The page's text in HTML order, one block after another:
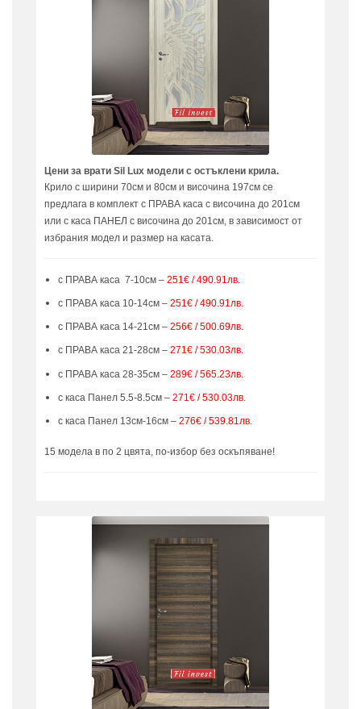
Цени за врати Sil Lux модели с остъклени крила.
Крило с ширини 70см и 80см и височина 197см се
предлага в комплект с ПРАВА каса с височина до 201см
или с каса ПАНЕЛ с височина до 201см, в зависимост от
избрания модел и размер на касата.
с ПРАВА каса 7-10см –251€ / 490.91лв.
с ПРАВА каса 10-14см –251€ / 490.91лв.
с ПРАВА каса 14-21см –256€ / 500.69лв.
с ПРАВА каса 21-28см –271€ / 530.03лв.
с ПРАВА каса 28-35см –289€ / 565.23лв.
с каса Панел 5.5-8.5см –271€ / 530.03лв.
с каса Панел 13см-16см –276€ / 539.81лв.
15 модела в по 2 цвята, по-избор без оскъпяване!